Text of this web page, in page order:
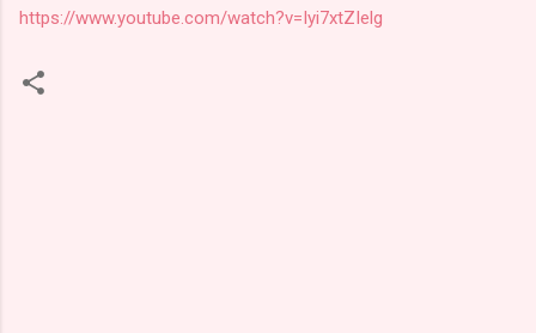
https://www.youtube.com/watch?v=Iyi7xtZIelg